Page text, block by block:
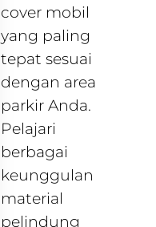
cover mobil
yang paling
tepat sesuai
dengan area
parkir Anda.
Pelajari
berbagai
keunggulan
material
pelindung